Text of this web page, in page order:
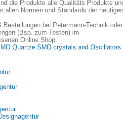
die Produkte alle Qualitäts Produkte
allen Normen und Standards der heutigen
Bestellungen bei Petermann-Technik oder
(Bsp. zum Testen) im
Online Shop.
Quartze SMD crystals and Oscillators